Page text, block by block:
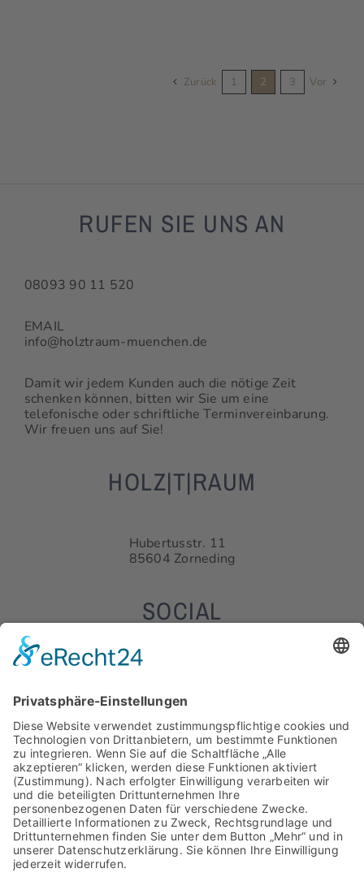
Zurück 1 2 3 Vor
RUFEN SIE UNS AN
08093 90 11 520
EMAIL
info@holztraum-muenchen.de
Damit wir jedem Kunden auch die nötige Zeit
schenken können, bitten wir Sie um eine
telefonische oder schriftliche Terminvereinbarung.
Wir freuen uns auf Sie!
HOLZ|T|RAUM
Hubertusstr. 11
85604 Zorneding
SOCIAL
WEITERE INFORMATIONEN